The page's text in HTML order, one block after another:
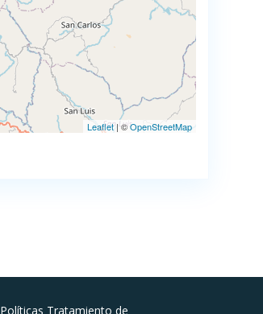
Leaflet| ©OpenStreetMap
Políticas Tratamiento de